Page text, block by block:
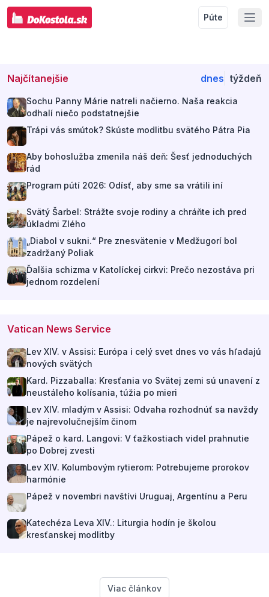
Púte
Najčítanejšie dnes týždeň
Sochu Panny Márie natreli načierno. Naša reakcia
odhalí niečo podstatnejšie
Trápi vás smútok? Skúste modlitbu svätého Pátra Pia
Aby bohoslužba zmenila náš deň: Šesť jednoduchých
rád
Program pútí 2026: Odísť, aby sme sa vrátili iní
Svätý Šarbel: Strážte svoje rodiny a chráňte ich pred
úkladmi Zlého
„Diabol v sukni.“ Pre znesvätenie v Medžugorí bol
zadržaný Poliak
Ďalšia schizma v Katolíckej cirkvi: Prečo nezostáva pri
jednom rozdelení
Vatican News Service
Lev XIV. v Assisi: Európa i celý svet dnes vo vás hľadajú
nových svätých
Kard. Pizzaballa: Kresťania vo Svätej zemi sú unavení z
neustáleho kolísania, túžia po mieri
Lev XIV. mladým v Assisi: Odvaha rozhodnúť sa navždy
je najrevolučnejším činom
Pápež o kard. Langovi: V ťažkostiach videl prahnutie
po Dobrej zvesti
Lev XIV. Kolumbovým rytierom: Potrebujeme prorokov
harmónie
Pápež v novembri navštívi Uruguaj, Argentínu a Peru
Katechéza Leva XIV.: Liturgia hodín je školou
kresťanskej modlitby
Viac článkov